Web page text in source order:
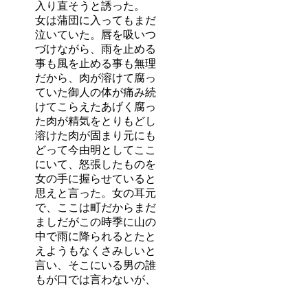
入り直そうと誘った。
女は蒲団に入ってもまだ
泣いていた。唇を吸いつ
づけながら、雨を止める
事も風を止める事も無理
だから、肉が溶けて腐っ
ていた御人の体が痛み続
けてこらえたあげく腐っ
た肉が精気をとりもどし
溶けた肉が固まり元にも
どって今由明としてここ
にいて、怒張したものを
女の手に握らせていると
思えと言った。女の耳元
で、ここは町だからまだ
ましだがこの時季に山の
中で雨に降られるとたと
えようもなくさみしいと
言い、そこにいる男の誰
もが口では言わないが、